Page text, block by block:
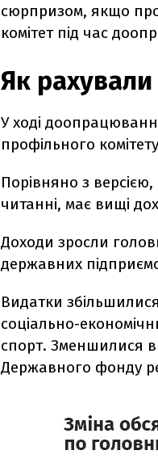
сюрпризом, якщо
комітет під час
Як рахували
У ході
профільного
Порівняно з
читанні, має вищі
Доходи зросли
державних
Видатки
соціально-
спорт. Зменшилися
Державного фонду